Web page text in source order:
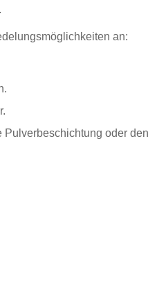
an:
oder den